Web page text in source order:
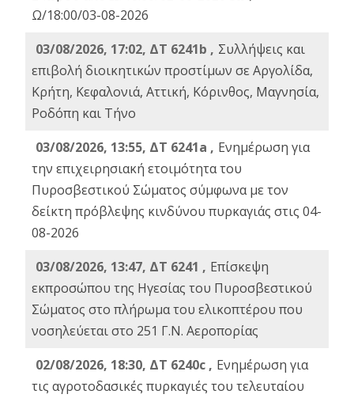
Ω/18:00/03-08-2026
03/08/2026, 17:02, ΔΤ 6241b , Συλλήψεις και
επιβολή διοικητικών προστίμων σε Αργολίδα,
Κρήτη, Κεφαλονιά, Αττική, Κόρινθος, Μαγνησία,
Ροδόπη και Τήνο
03/08/2026, 13:55, ΔΤ 6241a , Ενημέρωση για
την επιχειρησιακή ετοιμότητα του
Πυροσβεστικού Σώματος σύμφωνα με τον
δείκτη πρόβλεψης κινδύνου πυρκαγιάς στις 04-
08-2026
03/08/2026, 13:47, ΔΤ 6241 , Επίσκεψη
εκπροσώπου της Ηγεσίας του Πυροσβεστικού
Σώματος στο πλήρωμα του ελικοπτέρου που
νοσηλεύεται στο 251 Γ.Ν. Αεροπορίας
02/08/2026, 18:30, ΔΤ 6240c , Ενημέρωση για
τις αγροτοδασικές πυρκαγιές του τελευταίου